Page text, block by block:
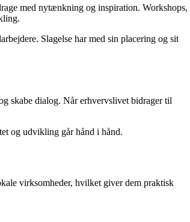
med nytænkning og inspiration. Workshops,
Slagelse har med sin placering og sit
skabe dialog. Når erhvervslivet bidrager til
og udvikling går hånd i hånd.
virksomheder, hvilket giver dem praktisk